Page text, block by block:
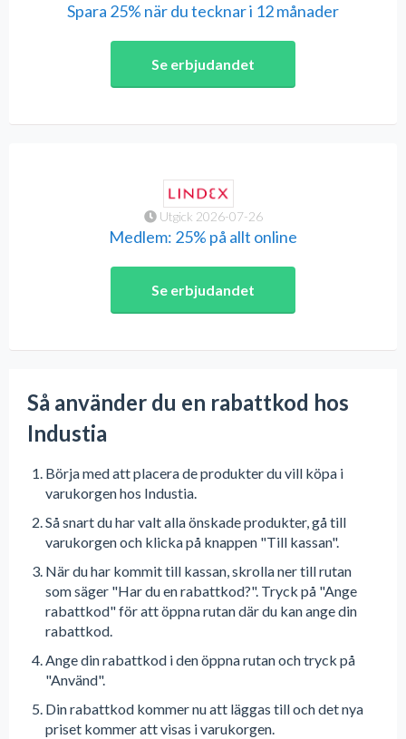
Spara 25% när du tecknar i 12 månader
Se erbjudandet
Utgick 2026-07-26
Medlem: 25% på allt online
Se erbjudandet
Så använder du en rabattkod hos
Industia
Börja med att placera de produkter du vill köpa i
varukorgen hos Industia.
Så snart du har valt alla önskade produkter, gå till
varukorgen och klicka på knappen "Till kassan".
När du har kommit till kassan, skrolla ner till rutan
som säger "Har du en rabattkod?". Tryck på "Ange
rabattkod" för att öppna rutan där du kan ange din
rabattkod.
Ange din rabattkod i den öppna rutan och tryck på
"Använd".
Din rabattkod kommer nu att läggas till och det nya
priset kommer att visas i varukorgen.